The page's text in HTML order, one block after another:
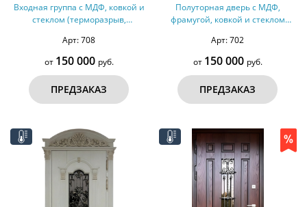
Входная группа с МДФ, ковкой и
стеклом (терморазрыв,
Арт: 708
от 150 000 руб.
ПРЕДЗАКАЗ
Полуторная дверь с МДФ,
фрамугой, ковкой и стеклом
Арт: 702
от 150 000 руб.
ПРЕДЗАКАЗ